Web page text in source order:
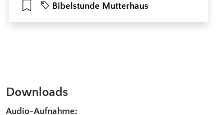
Bibelstunde Mutterhaus
Downloads
Audio-Aufnahme: